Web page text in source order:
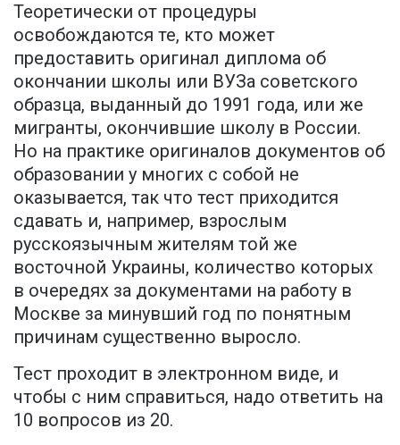
Теоретически от процедуры
освобождаются те, кто может
предоставить оригинал диплома об
окончании школы или ВУЗа советского
образца, выданный до 1991 года, или же
мигранты, окончившие школу в России.
Но на практике оригиналов документов об
образовании у многих с собой не
оказывается, так что тест приходится
сдавать и, например, взрослым
русскоязычным жителям той же
восточной Украины, количество которых
в очередях за документами на работу в
Москве за минувший год по понятным
причинам существенно выросло.
Тест проходит в электронном виде, и
чтобы с ним справиться, надо ответить на
10 вопросов из 20.